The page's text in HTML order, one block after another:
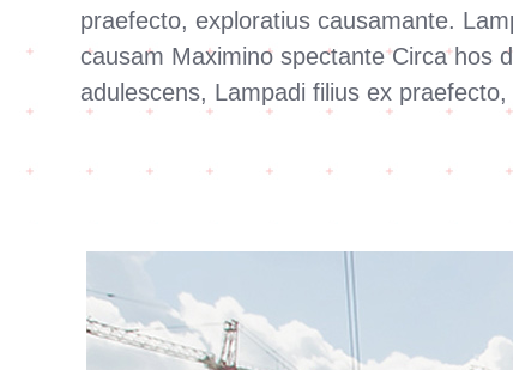
praefecto, exploratius causamante.
causam Maximino spectante Circa hos
adulescens, Lampadi filius ex